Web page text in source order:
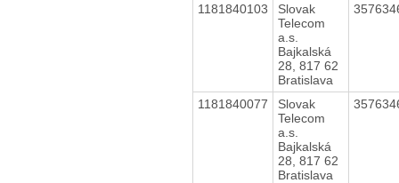
1181840103
Slovak
Telecom
a.s.
Bajkalská
28, 817 62
Bratislava
1181840077
Slovak
Telecom
a.s.
Bajkalská
28, 817 62
Bratislava